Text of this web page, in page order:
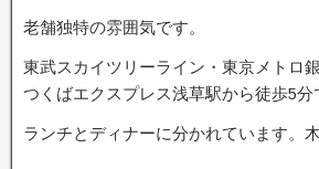
老舗独特の雰囲気です。
東武スカイツリーライン・東京メトロ
つくばエクスプレス浅草駅から徒歩5分
ランチとディナーに分かれています。